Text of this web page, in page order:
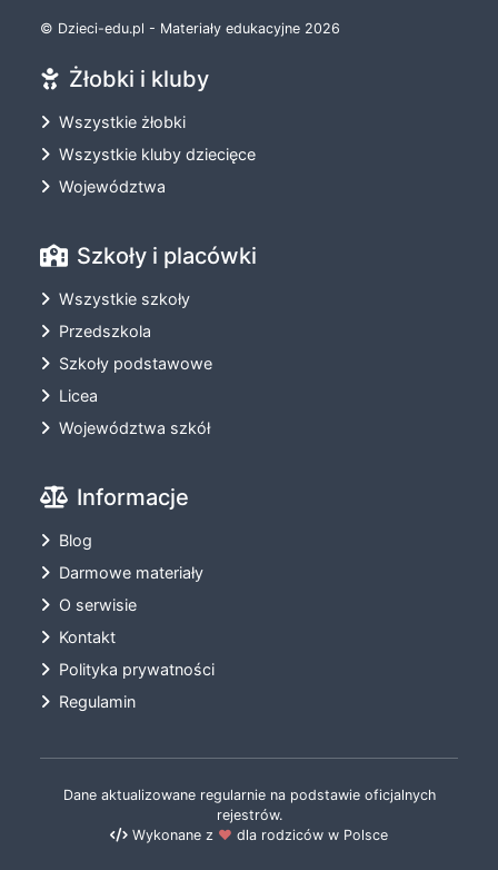
© Dzieci-edu.pl - Materiały edukacyjne 2026
Żłobki i kluby
Wszystkie żłobki
Wszystkie kluby dziecięce
Województwa
Szkoły i placówki
Wszystkie szkoły
Przedszkola
Szkoły podstawowe
Licea
Województwa szkół
Informacje
Blog
Darmowe materiały
O serwisie
Kontakt
Polityka prywatności
Regulamin
Dane aktualizowane regularnie na podstawie oficjalnych
rejestrów.
Wykonane z ❤️ dla rodziców w Polsce